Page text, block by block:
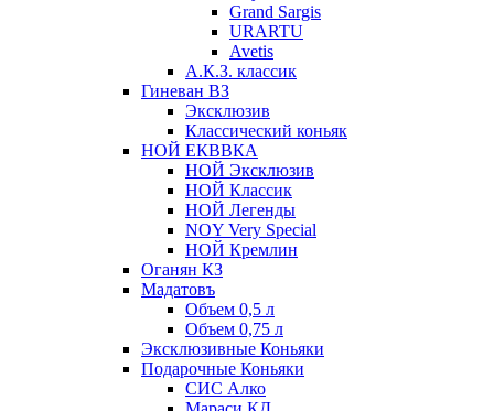
Grand Sargis
URARTU
Avetis
А.К.З. классик
Гиневан ВЗ
Эксклюзив
Классический коньяк
НОЙ ЕКВВКА
НОЙ Эксклюзив
НОЙ Классик
НОЙ Легенды
NOY Very Speсial
НОЙ Кремлин
Оганян КЗ
Мадатовъ
Объем 0,5 л
Объем 0,75 л
Эксклюзивные Коньяки
Подарочные Коньяки
СИС Алко